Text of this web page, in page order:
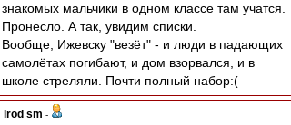
знакомых мальчики в одном классе там учатся.
Пронесло. А так, увидим списки.
Вообще, Ижевску "везёт" - и люди в падающих
самолётах погибают, и дом взорвался, и в
школе стреляли. Почти полный набор:(
irod sm -